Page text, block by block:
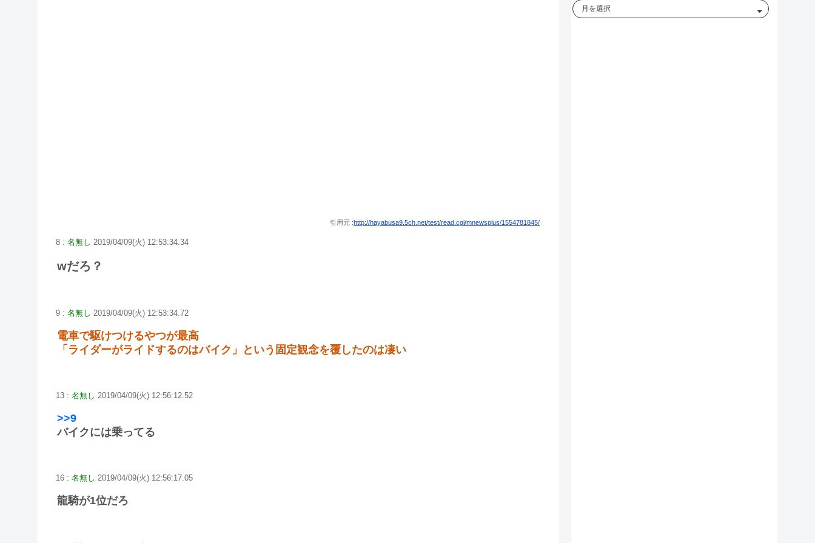
引用元 :http://hayabusa9.5ch.net/test/read.cgi/mnewsplus/1554781845/
8 : 名無し 2019/04/09(火) 12:53:34.34
wだろ？
9 : 名無し 2019/04/09(火) 12:53:34.72
電車で駆けつけるやつが最高
「ライダーがライドするのはバイク」という固定観念を覆したのは凄い
13 : 名無し 2019/04/09(火) 12:56:12.52
>>9
バイクには乗ってる
16 : 名無し 2019/04/09(火) 12:56:17.05
龍騎が1位だろ